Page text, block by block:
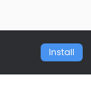
Install